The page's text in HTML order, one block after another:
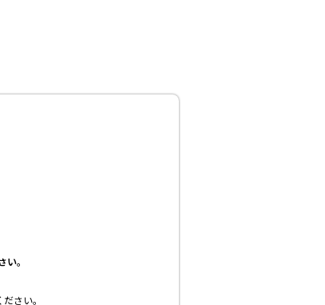
い。
さい。